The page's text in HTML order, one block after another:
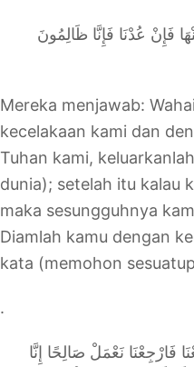
ضَالِّينَ (106) رَبَّنَا أَخْرِجْنَا مِنْهَا فَإِنْ عُدْنَا فَإِنَّا ظَالِمُونَ
Mereka menjawab:
kecelakaan kami dan
Tuhan kami,
dunia); setelah itu kalau
maka sesungguhnya
Diamlah kamu dengan
kata (memohon
.
فَارْجِعْنَا نَعْمَلْ صَالِحًا إِنَّا